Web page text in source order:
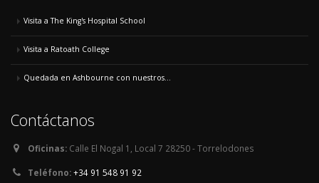
Visita a The King's Hospital School
Visita a Ratoath College
Quedada en Ashbourne con nuestros...
Contáctanos
Oficinas: Calle El Nogal 1, Local 7 28250 - Torrelodones
Teléfono:+34 91 548 91 92